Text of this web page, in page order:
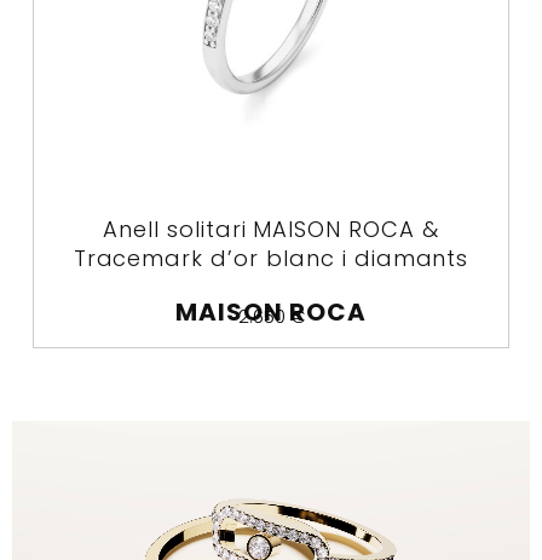
Anell solitari MAISON ROCA &
Tracemark d’or blanc i diamants
MAISON ROCA
2.650 €